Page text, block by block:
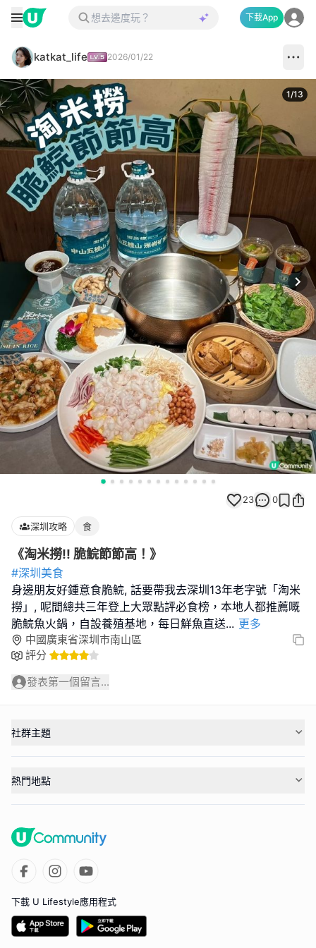
下載App
katkat_life 2026/01/22
1/13
23 0
深圳攻略 食
《淘米撈!! 脆鯇節節高！》
#深圳美食
身邊朋友好鍾意食脆鯇, 話要帶我去深圳13年老字號「淘米
撈」, 呢間總共三年登上大眾點評必食榜，本地人都推薦嘅
脆鯇魚火鍋，自設養殖基地，每日鮮魚直送... 更多
中國廣東省深圳市南山區
評分
發表第一個留言...
社群主題
熱門地點
下載 U Lifestyle應用程式